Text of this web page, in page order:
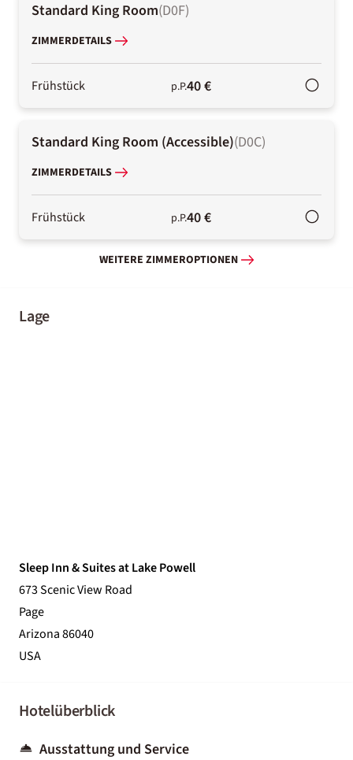
Standard King Room(D0F)
ZIMMERDETAILS
Frühstück p.P.40 €
Standard King Room (Accessible)(D0C)
ZIMMERDETAILS
Frühstück p.P.40 €
WEITERE ZIMMEROPTIONEN
Lage
Sleep Inn & Suites at Lake Powell
673 Scenic View Road
Page
Arizona 86040
USA
Hotelüberblick
Ausstattung und Service